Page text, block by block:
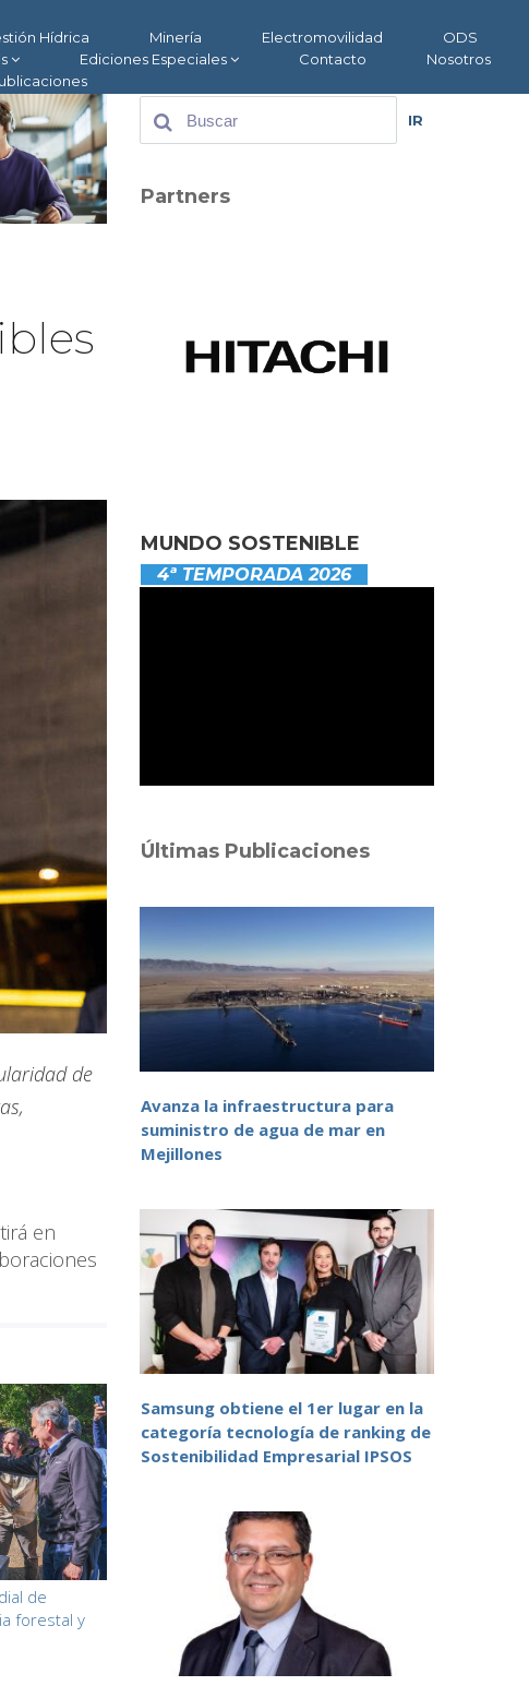
Hídrica Minería Electromovilidad
ODS
Ediciones Especiales Contacto
Nosotros
de
en
de
forestal y
IR
Partners
MUNDO SOSTENIBLE
4ª TEMPORADA 2026
Últimas Publicaciones
Avanza la infraestructura para
suministro de agua de mar en
Mejillones
Samsung obtiene el 1er lugar en la
categoría tecnología de ranking de
Sostenibilidad Empresarial IPSOS